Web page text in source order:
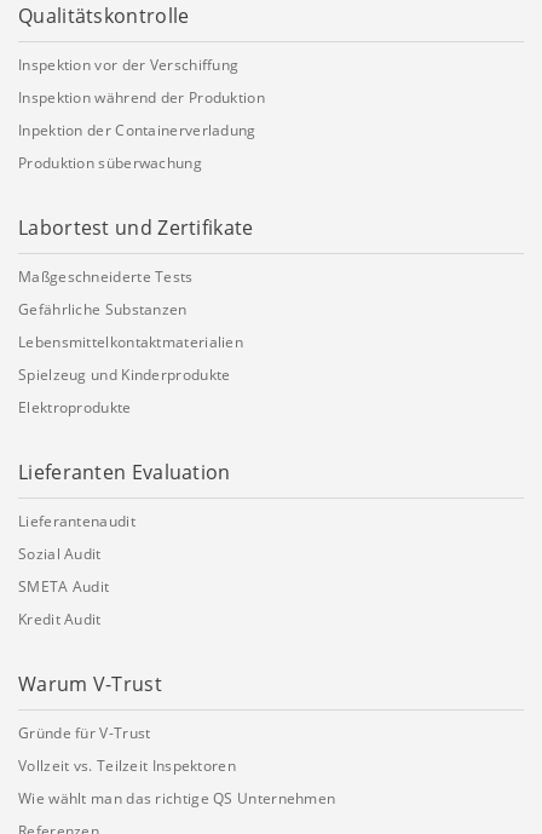
Qualitätskontrolle
Inspektion vor der Verschiffung
Inspektion während der Produktion
Inpektion der Containerverladung
Produktion süberwachung
Labortest und Zertifikate
Maßgeschneiderte Tests
Gefährliche Substanzen
Lebensmittelkontaktmaterialien
Spielzeug und Kinderprodukte
Elektroprodukte
Lieferanten Evaluation
Lieferantenaudit
Sozial Audit
SMETA Audit
Kredit Audit
Warum V-Trust
Gründe für V-Trust
Vollzeit vs. Teilzeit Inspektoren
Wie wählt man das richtige QS Unternehmen